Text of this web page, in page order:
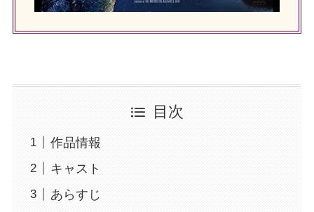
目次
作品情報
キャスト
あらすじ